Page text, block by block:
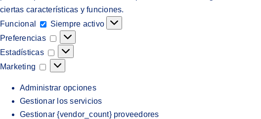
ciertas características y funciones.
Funcional
Funcional
Siempre activo
Preferencias
Preferencias
Estadísticas
Estadísticas
Marketing
Marketing
Administrar opciones
Gestionar los servicios
Gestionar {vendor_count} proveedores